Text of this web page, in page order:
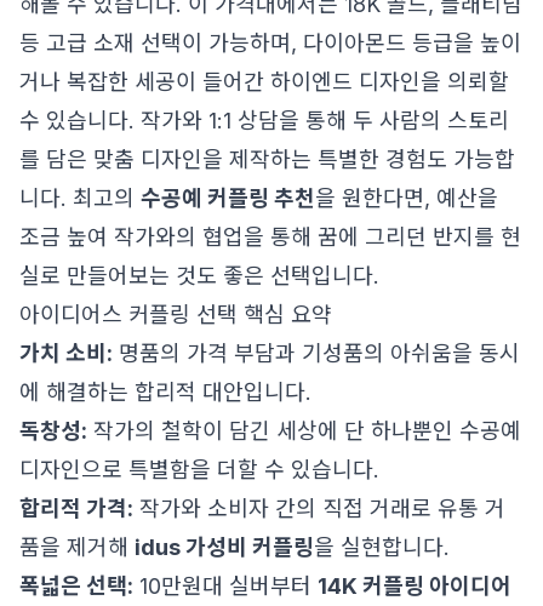
등 고급 소재 선택이 가능하며, 다이아몬드 등급을 높이
거나 복잡한 세공이 들어간 하이엔드 디자인을 의뢰할
수 있습니다. 작가와 1:1 상담을 통해 두 사람의 스토리
를 담은 맞춤 디자인을 제작하는 특별한 경험도 가능합
니다. 최고의 수공예 커플링 추천을 원한다면, 예산을
조금 높여 작가와의 협업을 통해 꿈에 그리던 반지를 현
실로 만들어보는 것도 좋은 선택입니다.
아이디어스 커플링 선택 핵심 요약
가치 소비: 명품의 가격 부담과 기성품의 아쉬움을 동시
에 해결하는 합리적 대안입니다.
독창성: 작가의 철학이 담긴 세상에 단 하나뿐인 수공예
디자인으로 특별함을 더할 수 있습니다.
합리적 가격: 작가와 소비자 간의 직접 거래로 유통 거
품을 제거해 idus 가성비 커플링을 실현합니다.
폭넓은 선택: 10만원대 실버부터 14K 커플링 아이디어